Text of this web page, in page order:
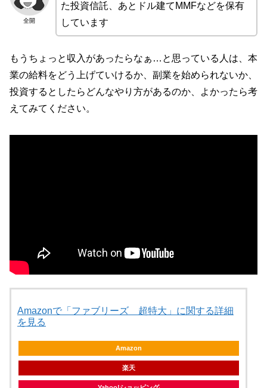
全開
た投資信託、あとドル建てMMFなどを保有
しています
もうちょっと収入があったらなぁ…と思っている人は、本
業の給料をどう上げていけるか、副業を始められないか、
投資するとしたらどんなやり方があるのか、よかったら考
えてみてください。
Amazonで「ファブリーズ 超特大」に関する詳細
を見る
Amazon
楽天